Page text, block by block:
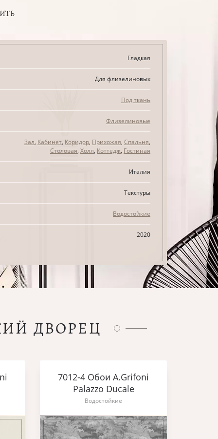
Гладкая
Для флизелиновых
Под ткань
Флизелиновые
Зал, Кабинет, Коридор, Прихожая, Спальня,
Столовая, Холл, Коттедж, Гостиная
Италия
Текстуры
Водостойкие
2020
ДВОРЕЦ
7012-4 Обои A.Grifoni
Palazzo Ducale
Водостойкие